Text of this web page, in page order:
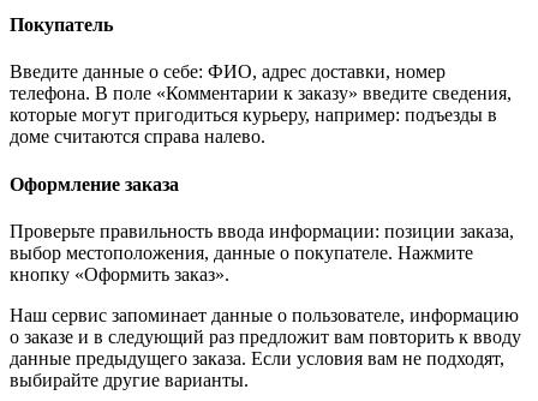
Покупатель
Введите данные о себе: ФИО, адрес доставки, номер
телефона. В поле «Комментарии к заказу» введите сведения,
которые могут пригодиться курьеру, например: подъезды в
доме считаются справа налево.
Оформление заказа
Проверьте правильность ввода информации: позиции заказа,
выбор местоположения, данные о покупателе. Нажмите
кнопку «Оформить заказ».
Наш сервис запоминает данные о пользователе, информацию
о заказе и в следующий раз предложит вам повторить к вводу
данные предыдущего заказа. Если условия вам не подходят,
выбирайте другие варианты.